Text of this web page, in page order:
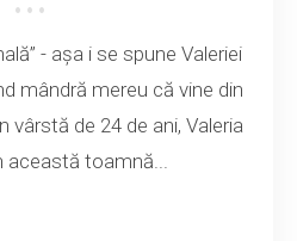
- așa i se spune Valeriei
mândră mereu că vine din
vârstă de 24 de ani, Valeria
această toamnă...